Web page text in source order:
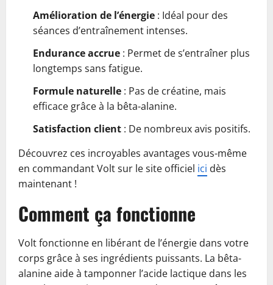
Amélioration de l’énergie : Idéal pour des
séances d’entraînement intenses.
Endurance accrue : Permet de s’entraîner plus
longtemps sans fatigue.
Formule naturelle : Pas de créatine, mais
efficace grâce à la bêta-alanine.
Satisfaction client : De nombreux avis positifs.
Découvrez ces incroyables avantages vous-même
en commandant Volt sur le site officiel ici dès
maintenant !
Comment ça fonctionne
Volt fonctionne en libérant de l’énergie dans votre
corps grâce à ses ingrédients puissants. La bêta-
alanine aide à tamponner l’acide lactique dans les